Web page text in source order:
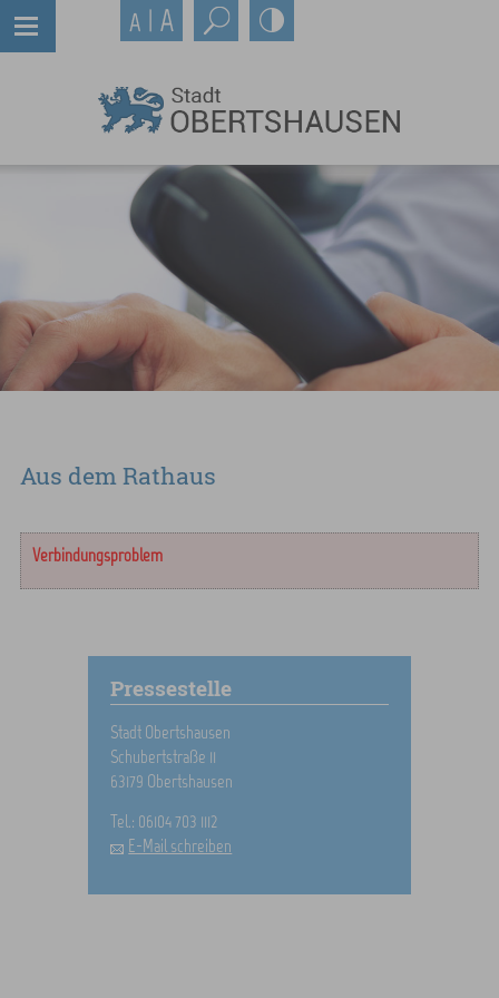
Aus dem Rathaus
Verbindungsproblem
Pressestelle
Stadt Obertshausen
Schubertstraße 11
63179 Obertshausen
Tel.: 06104 703 1112
E-Mail schreiben